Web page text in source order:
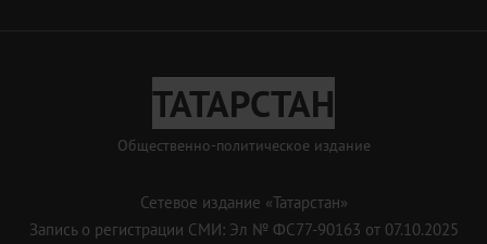
ТАТАРСТАН
Общественно-политическое издание
Сетевое издание «Татарстан»
Запись о регистрации СМИ: Эл № ФС77-90163 от 07.10.2025